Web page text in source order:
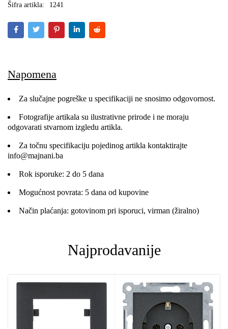
Šifra artikla:
1241
Napomena
Za slučajne pogreške u specifikaciji ne snosimo odgovornost.
Fotografije artikala su ilustrativne prirode i ne moraju
odgovarati stvarnom izgledu artikla.
Za točnu specifikaciju pojedinog artikla kontaktirajte
info@majnani.ba
Rok isporuke: 2 do 5 dana
Mogućnost povrata: 5 dana od kupovine
Način plaćanja: gotovinom pri isporuci, virman (žiralno)
Najprodavanije